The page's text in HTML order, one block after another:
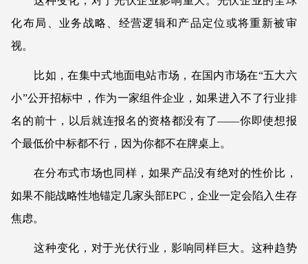
化布局、业务战略、经营逻辑和产品定位或将重新被审
视。
比如，在集中式地面电站市场，在国内市场在“五大六
小”公开招标中，作为一家组件企业，如果进入不了行业排
名的前十，以后就连报名的资格都没有了——你即使想报
个最低价中标都不行，因为你都不在牌桌上。
在分布式市场也同样，如果产品没有绝对的性价比，
如果不能战略性地锚定几家头部EPC，企业一定会陷入生存
焦虑。
这种变化，对于光伏行业，影响同样巨大。这种趋势